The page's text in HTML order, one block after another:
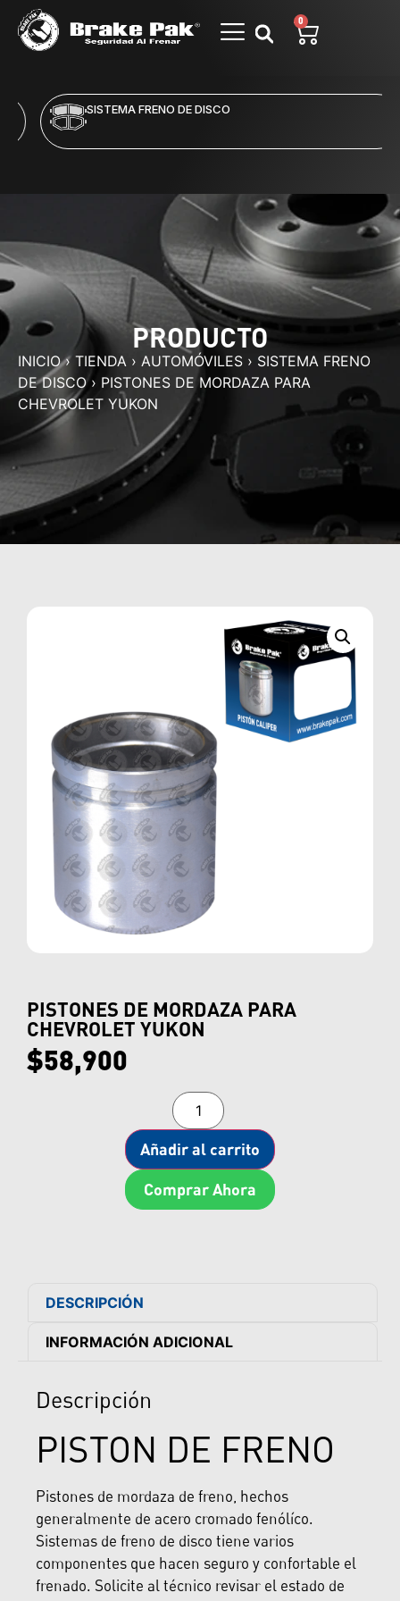
0
SISTEMA FRENO DE DISCO
PRODUCTO
INICIO› TIENDA › AUTOMÓVILES › SISTEMA FRENO
DE DISCO› PISTONES DE MORDAZA PARA
CHEVROLET YUKON
PISTONES DE MORDAZA PARA
CHEVROLET YUKON
$58,900
Añadir al carrito
Comprar Ahora
DESCRIPCIÓN
INFORMACIÓN ADICIONAL
Descripción
PISTON DE FRENO
Pistones de mordaza de freno, hechos
generalmente de acero cromado fenólíco.
Sistemas de freno de disco tiene varios
componentes que hacen seguro y confortable el
frenado. Solicite al técnico revisar el estado de